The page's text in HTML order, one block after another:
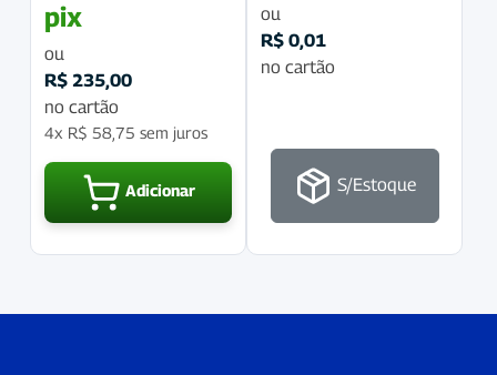
pix
ou
R$ 235,00
no cartão
4x R$ 58,75 sem juros
Adicionar
ou
R$ 0,01
no cartão
S/Estoque